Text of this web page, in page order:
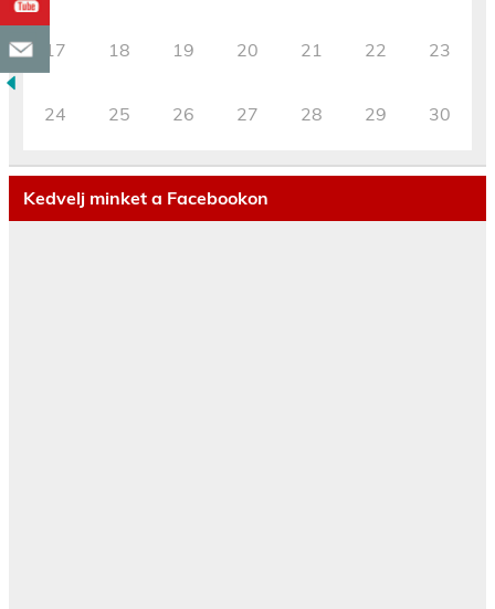
17 18 19 20 21 22 23
24 25 26 27 28 29 30
Kedvelj minket a Facebookon